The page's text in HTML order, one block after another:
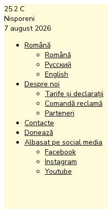
25.2 C
Nisporeni
7 august 2026
Română
Română
Русский
English
Despre noi
Tarife și declarații
Comandă reclamă
Parteneri
Contacte
Donează
Albasat pe social media
Facebook
Instagram
Youtube